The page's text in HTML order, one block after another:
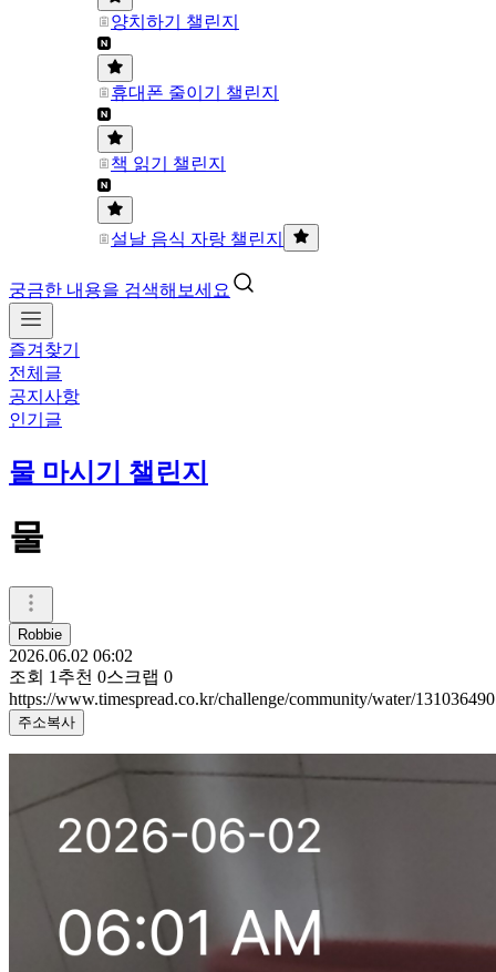
양치하기 챌린지
휴대폰 줄이기 챌린지
책 읽기 챌린지
설날 음식 자랑 챌린지
궁금한 내용을 검색해보세요
즐겨찾기
전체글
공지사항
인기글
물 마시기 챌린지
물
Robbie
2026.06.02 06:02
조회 1 추천 0스크랩 0
https://www.timespread.co.kr/challenge/community/water/131036490
주소복사